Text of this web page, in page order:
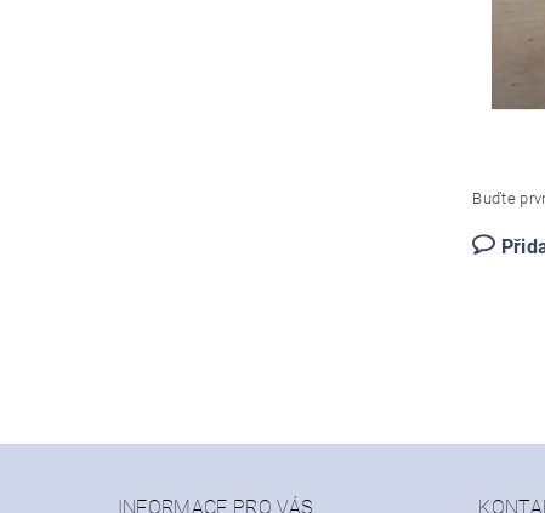
Buďte
INFORMACE PRO VÁS